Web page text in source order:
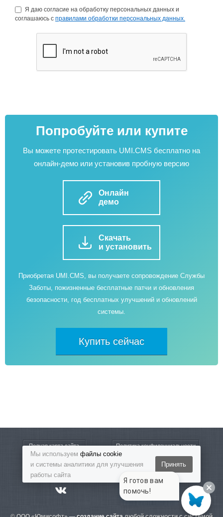
Я даю согласие на обработку персональных данных и
соглашаюсь с правилами обработки персональных данных.
Попробуйте или купите
Вы можете протестировать UMI.CMS бесплатно на
онлайн-демо или установив пробную версию
Онлайн
демо
Скачать
и установить
Приобретая UMI.CMS, вы получаете сопровождение Службы
Заботы, пожизненные бесплатные патчи и обновления
безопасности, год бесплатных улучшений и обновлений
системы.
Купить сейчас
Полная карта сайта Политика конфиденциальности
Бесплатный звонок 8-800-5555-864
Мы используем файлы cookie
и системы аналитики для улучшения
работы сайта
Принять
Я готов вам
помочь!